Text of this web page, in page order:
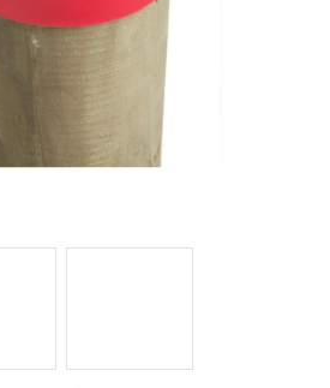
pomôcky
obchodu